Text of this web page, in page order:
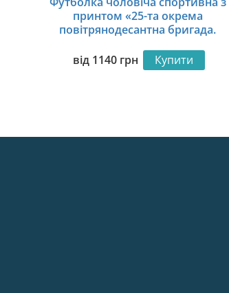
принтом «25-та окрема
повітрянодесантна бригада.
від 1140 грн Купити